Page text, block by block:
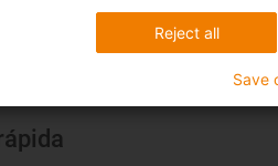
Reject all
Save